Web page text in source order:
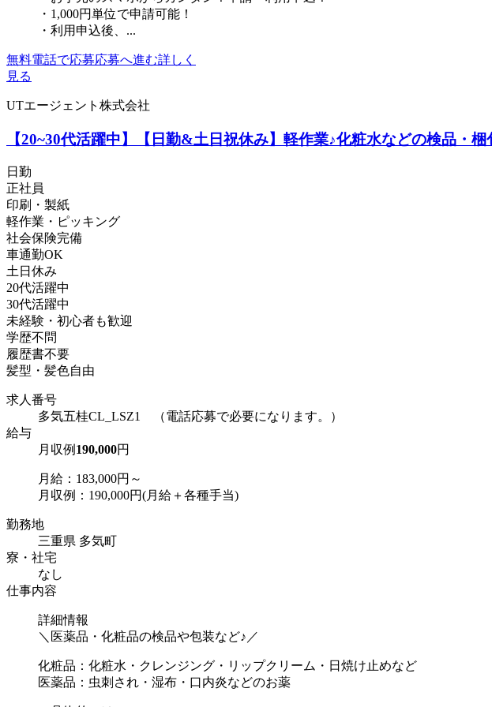
・1,000円単位で申請可能！
・利用申込後、...
無料電話で応募応募へ進む詳しく
見る
UTエージェント株式会社
【20~30代活躍中】【日勤&土日祝休み】軽作業♪化粧水などの検品・
日勤
正社員
印刷・製紙
軽作業・ピッキング
社会保険完備
車通勤OK
土日休み
20代活躍中
30代活躍中
未経験・初心者も歓迎
学歴不問
履歴書不要
髪型・髪色自由
求人番号
多気五桂CL_LSZ1 （電話応募で必要になります。）
給与
月収例 190,000円
月給：183,000円～
月収例：190,000円(月給＋各種手当)
勤務地
三重県 多気町
寮・社宅
なし
仕事内容
詳細情報
＼医薬品・化粧品の検品や包装など♪／
化粧品：化粧水・クレンジング・リップクリーム・日焼け止めなど
医薬品：虫刺され・湿布・口内炎などのお薬